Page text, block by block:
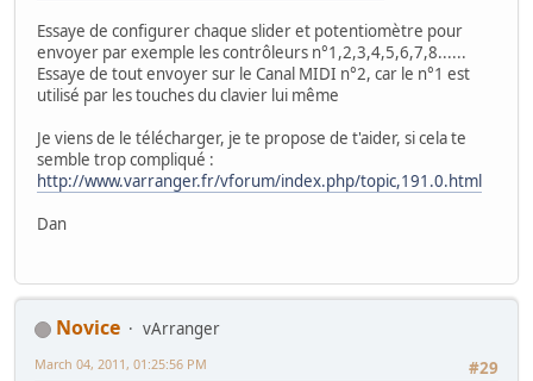
Essaye de configurer chaque slider et potentiomètre pour
envoyer par exemple les contrôleurs n°1,2,3,4,5,6,7,8......
Essaye de tout envoyer sur le Canal MIDI n°2, car le n°1 est
utilisé par les touches du clavier lui même
Je viens de le télécharger, je te propose de t'aider, si cela te
semble trop compliqué :
http://www.varranger.fr/vforum/index.php/topic,191.0.html
Dan
Novice
vArranger
#29
March 04, 2011, 01:25:56 PM